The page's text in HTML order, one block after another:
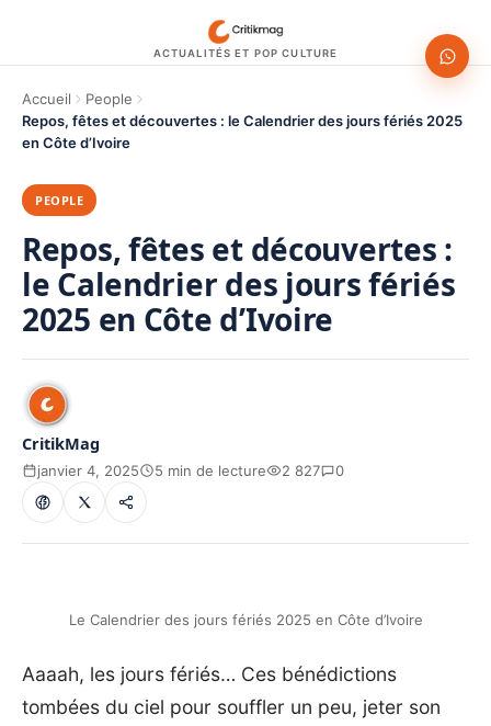
ACTUALITÉS ET POP CULTURE
Accueil
People
Repos, fêtes et découvertes : le Calendrier des jours fériés 2025
en Côte d’Ivoire
PEOPLE
Repos, fêtes et découvertes :
le Calendrier des jours fériés
2025 en Côte d’Ivoire
CritikMag
janvier 4, 2025 5 min de lecture 2 827 0
Le Calendrier des jours fériés 2025 en Côte d’Ivoire
Aaaah, les jours fériés… Ces bénédictions
tombées du ciel pour souffler un peu, jeter son